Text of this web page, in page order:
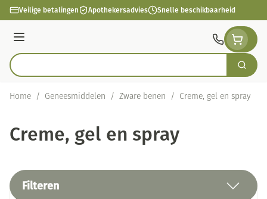
Ga naar de inhoud
Veilige betalingen Apothekersadvies Snelle beschikbaarheid
Menu
Product, merk, categorie... Zoek
Home / Geneesmiddelen / Zware benen / Creme, gel en spray
Creme, gel en spray
Filteren